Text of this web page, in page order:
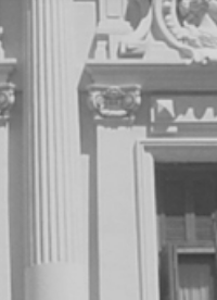
Reglamentos
Documentos